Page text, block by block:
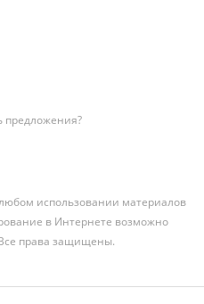
предложения?
использовании материалов
в Интернете возможно
права защищены.